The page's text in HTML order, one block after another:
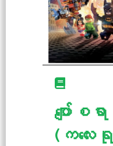
ပျော်စ
(‌ကလေ